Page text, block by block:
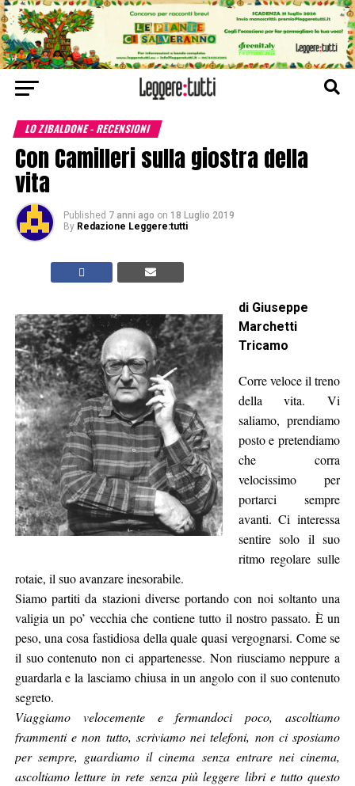
LO ZIBALDONE - RECENSIONI
Con Camilleri sulla giostra della
vita
Published 7 anni ago on 18 Luglio 2019
By Redazione Leggere:tutti
di Giuseppe
Marchetti
Tricamo
Corre veloce il treno
della vita. Vi
saliamo, prendiamo
posto e pretendiamo
che corra
velocissimo per
portarci sempre
avanti. Ci interessa
sentire solo il suo
ritmo regolare sulle
rotaie, il suo avanzare inesorabile.
Siamo partiti da stazioni diverse portando con noi soltanto una
valigia un po’ vecchia che contiene tutto il nostro passato. È un
peso, una cosa fastidiosa della quale quasi vergognarsi. Come se
il suo contenuto non ci appartenesse. Non riusciamo neppure a
guardarla e la lasciamo chiusa in un angolo con il suo contenuto
segreto.
Viaggiamo velocemente e fermandoci poco, ascoltiamo
frammenti e non tutto, scriviamo nei telefoni, non ci sposiamo
per sempre, guardiamo il cinema senza entrare nei cinema,
ascoltiamo letture in rete senza più leggere libri e tutto questo